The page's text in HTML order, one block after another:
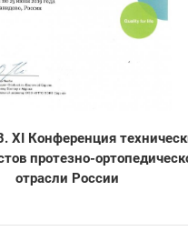
XI Конференция
протезно-
отрасли России